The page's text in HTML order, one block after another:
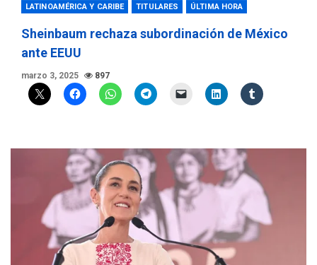
LATINOAMÉRICA Y CARIBE TITULARES ÚLTIMA HORA
Sheinbaum rechaza subordinación de México
ante EEUU
marzo 3, 2025 897